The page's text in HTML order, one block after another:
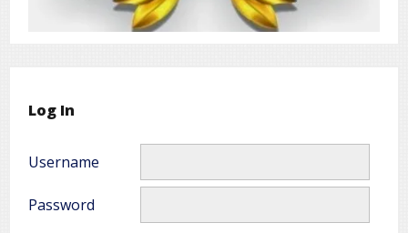
Log In
Username
Password